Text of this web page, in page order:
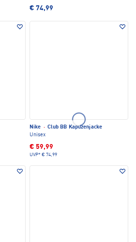
€ 74,99
Nike · Club BB Kapuzenjacke
Unisex
€ 59,99
UVP* € 74,99